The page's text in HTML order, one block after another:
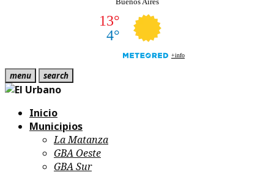
menu search
Inicio
Municipios
La Matanza
GBA Oeste
GBA Sur